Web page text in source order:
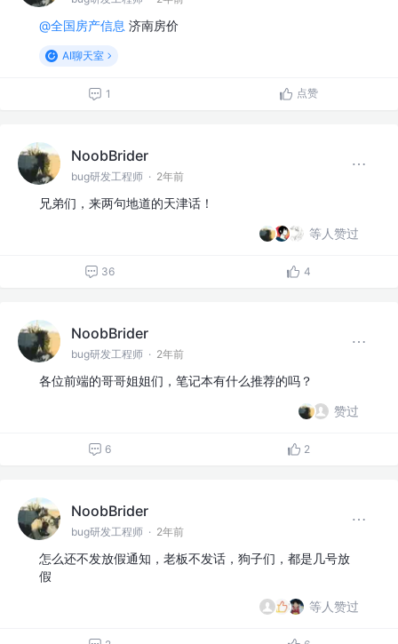
@全国房产信息 济南房价
AI聊天室
1 点赞
NoobBrider
bug研发工程师 · 2年前
兄弟们，来两句地道的天津话！
等人赞过
36 4
NoobBrider
bug研发工程师 · 2年前
各位前端的哥哥姐姐们，笔记本有什么推荐的吗？
赞过
6 2
NoobBrider
bug研发工程师 · 2年前
怎么还不发放假通知，老板不发话，狗子们，都是几号放
假
等人赞过